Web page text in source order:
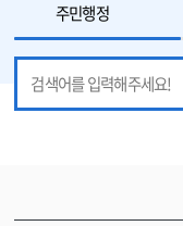
주민행정